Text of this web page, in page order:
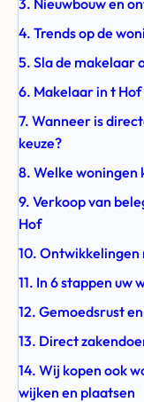
3. Nieuwbouw en
4. Trends op de
5. Sla de makelaar
6. Makelaar in t
7. Wanneer is
keuze?
8. Welke woningen
9. Verkoop van
Hof
10.
11. In 6 stappen uw
12. Gemoedsrust
13. Direct
14. Wij kopen ook
wijken en plaatsen